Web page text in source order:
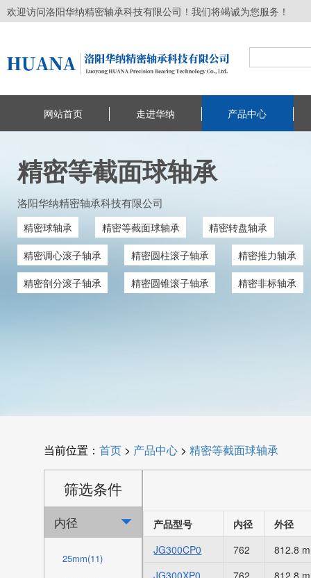
欢迎访问洛阳华纳精密轴承科技有限公司！我们将竭诚为您服务！
网站首页 走进华纳 产品中心
精密等截面球轴承
洛阳华纳精密轴承科技有限公司
精密球轴承 精密等截面球轴承
精密转盘轴承
精密调心滚子轴承
精密圆柱滚子轴承
精密推力轴承
精密剖分滚子轴承
精密圆锥滚子轴承 精密非标轴承
当前位置：首页 > 产品中心 >精密等截面球轴承
筛选条件
内径 
25mm(11)
产品型号 内径
外径
JG300CP0
762
812.8
JG300XP0
762
812.8